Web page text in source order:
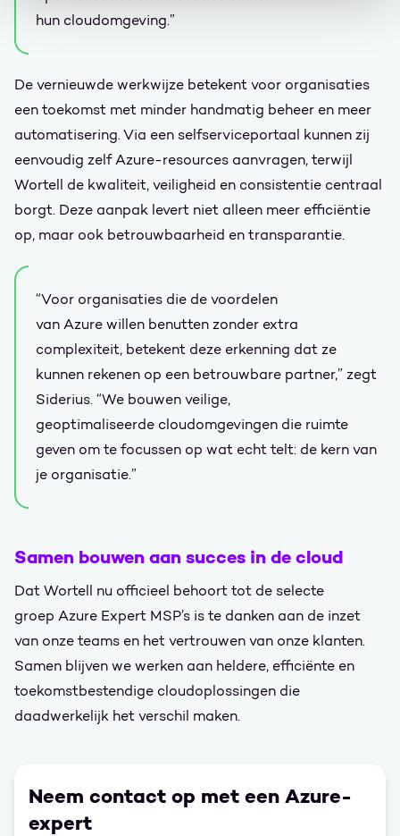
hun cloudomgeving.”
De vernieuwde werkwijze betekent voor organisaties
een toekomst met minder handmatig beheer en meer
automatisering. Via een selfserviceportaal kunnen zij
eenvoudig zelf Azure-resources aanvragen, terwijl
Wortell de kwaliteit, veiligheid en consistentie centraal
borgt. Deze aanpak levert niet alleen meer efficiëntie
op, maar ook betrouwbaarheid en transparantie.
“Voor organisaties die de voordelen
van Azure willen benutten zonder extra
complexiteit, betekent deze erkenning dat ze
kunnen rekenen op een betrouwbare partner,” zegt
Siderius. “We bouwen veilige,
geoptimaliseerde cloudomgevingen die ruimte
geven om te focussen op wat echt telt: de kern van
je organisatie.”
Samen bouwen aan succes in de cloud
Dat Wortell nu officieel behoort tot de selecte
groep Azure Expert MSP’s is te danken aan de inzet
van onze teams en het vertrouwen van onze klanten.
Samen blijven we werken aan heldere, efficiënte en
toekomstbestendige cloudoplossingen die
daadwerkelijk het verschil maken.
Neem contact op met een Azure-
expert